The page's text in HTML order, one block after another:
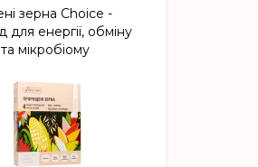
зерна Choice -
для енергії, обміну
мікробіому